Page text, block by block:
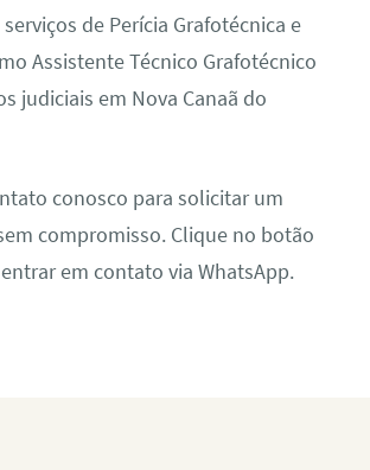
de Perícia Grafotécnica e
Assistente Técnico Grafotécnico
judiciais em Nova Canaã do
conosco para solicitar um
compromisso. Clique no botão
em contato via WhatsApp.